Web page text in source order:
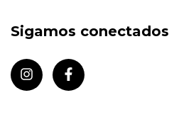
Sigamos conectados